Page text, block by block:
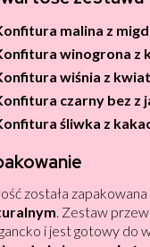
malina z
winogrona z
wiśnia z
czarny bez z
śliwka z
została
. Zestaw
i jest gotowy do